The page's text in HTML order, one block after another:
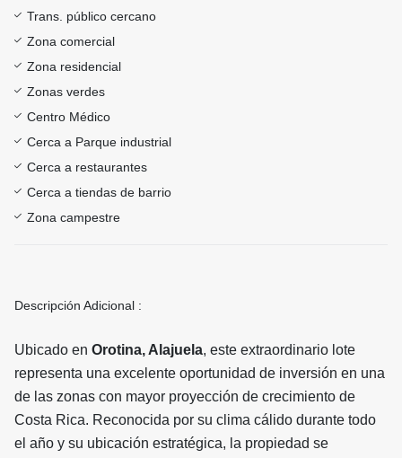
Trans. público cercano
Zona comercial
Zona residencial
Zonas verdes
Centro Médico
Cerca a Parque industrial
Cerca a restaurantes
Cerca a tiendas de barrio
Zona campestre
Descripción Adicional :
Ubicado en Orotina, Alajuela, este extraordinario lote
representa una excelente oportunidad de inversión en una
de las zonas con mayor proyección de crecimiento de
Costa Rica. Reconocida por su clima cálido durante todo
el año y su ubicación estratégica, la propiedad se